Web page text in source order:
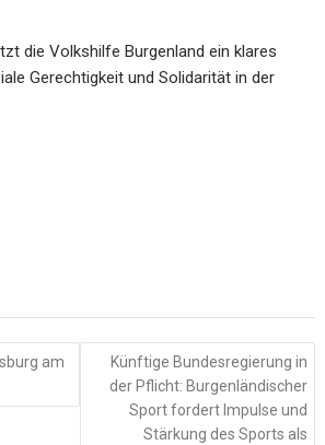
die Volkshilfe Burgenland ein klares
Gerechtigkeit und Solidarität in der
am
Künftige Bundesregierung in
der Pflicht: Burgenländischer
Sport fordert Impulse und
Stärkung des Sports als